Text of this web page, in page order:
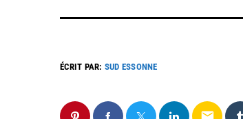
ÉCRIT PAR: SUD ESSONNE
email